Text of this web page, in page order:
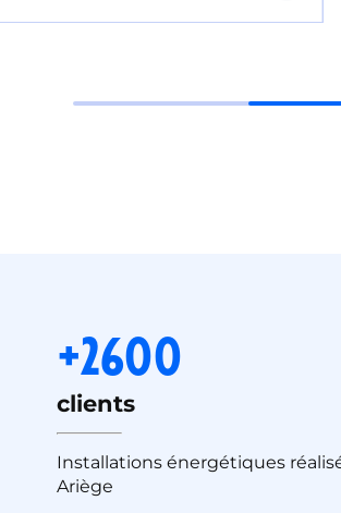
+2600
clients
Installations énergétiques
Ariège